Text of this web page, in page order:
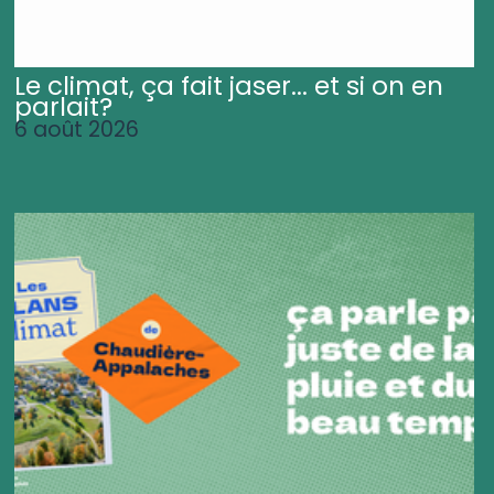
Le climat, ça fait jaser... et si on en
parlait?
6 août 2026